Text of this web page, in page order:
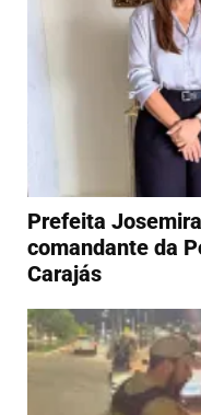
Prefeita
comandante da
Carajás